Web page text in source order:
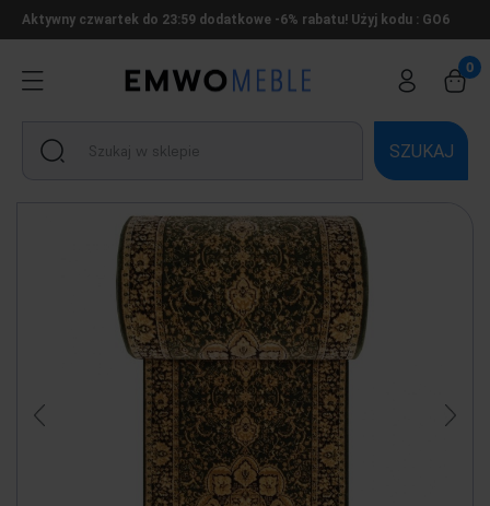
Aktywny czwartek do 23:59 dodatkowe -6% rabatu! Użyj kodu : GO6
SZUKAJ